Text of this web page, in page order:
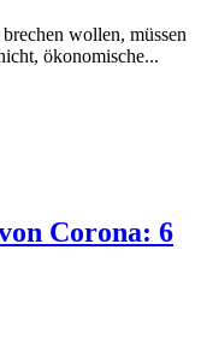
wollen, müssen
ökonomische...
Corona: 6